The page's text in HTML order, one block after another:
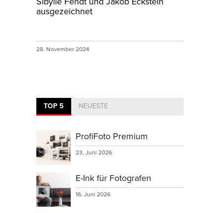
ausgezeichnet
28. November 2024
TOP 5 NEUESTE
ProfiFoto Premium
23. Juni 2026
E-Ink für Fotografen
16. Juni 2026